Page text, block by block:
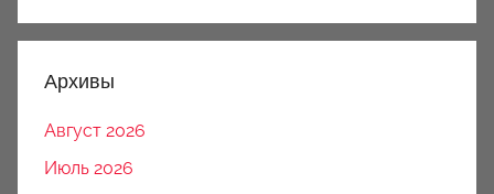
Архивы
Август 2026
Июль 2026